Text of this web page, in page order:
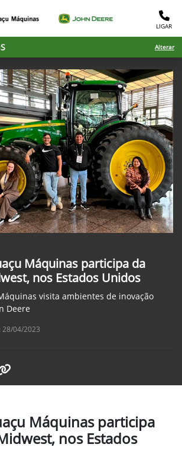
LIGAR
Alterar
Máquinas participa da
nos Estados Unidos
visita ambientes de inovação
Deere
28/04/2023
Máquinas participa
nos Estados